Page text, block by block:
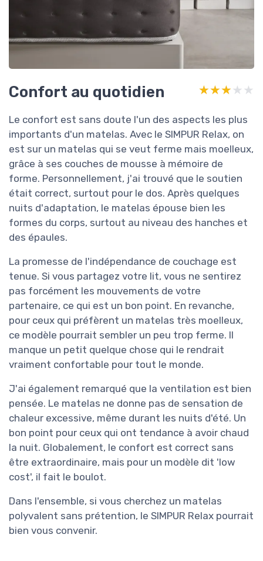
Confort au quotidien ★★★★★
★★★★★
Le confort est sans doute l'un des aspects les plus
importants d'un matelas. Avec le SIMPUR Relax, on
est sur un matelas qui se veut ferme mais moelleux,
grâce à ses couches de mousse à mémoire de
forme. Personnellement, j'ai trouvé que le soutien
était correct, surtout pour le dos. Après quelques
nuits d'adaptation, le matelas épouse bien les
formes du corps, surtout au niveau des hanches et
des épaules.
La promesse de l'indépendance de couchage est
tenue. Si vous partagez votre lit, vous ne sentirez
pas forcément les mouvements de votre
partenaire, ce qui est un bon point. En revanche,
pour ceux qui préfèrent un matelas très moelleux,
ce modèle pourrait sembler un peu trop ferme. Il
manque un petit quelque chose qui le rendrait
vraiment confortable pour tout le monde.
J'ai également remarqué que la ventilation est bien
pensée. Le matelas ne donne pas de sensation de
chaleur excessive, même durant les nuits d'été. Un
bon point pour ceux qui ont tendance à avoir chaud
la nuit. Globalement, le confort est correct sans
être extraordinaire, mais pour un modèle dit 'low
cost', il fait le boulot.
Dans l'ensemble, si vous cherchez un matelas
polyvalent sans prétention, le SIMPUR Relax pourrait
bien vous convenir.